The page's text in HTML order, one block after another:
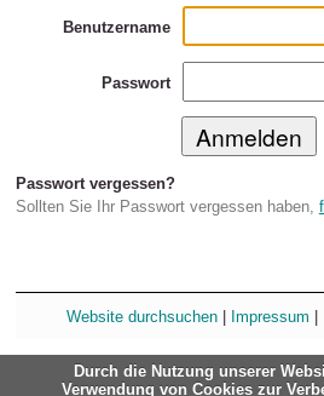
Benutzername
Passwort
Passwort vergessen?
Sollten Sie Ihr Passwort vergessen haben,
Website durchsuchen | Impressum |
Durch die Nutzung unserer
Verwendung von Cookies zur